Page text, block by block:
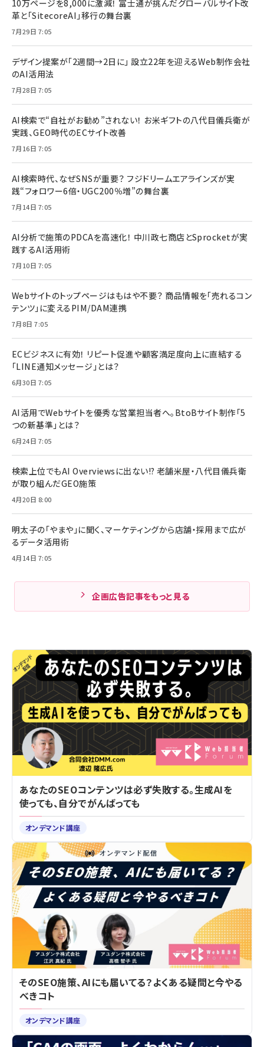
10万ページを8,000に激減！ 富士通が挑んだグローバルサイト改
革と「SitecoreAI」移行の舞台裏
7月29日 7:05
デザイン提案が「2週間→2日に」 設立22年を迎えるWeb制作会社
のAI活用法
7月28日 7:05
AI検索で“自社がお勧め”されない！ お米ギフトの八代目儀兵衛が
実践、GEO時代のECサイト改善
7月16日 7:05
AI検索時代、なぜSNSが重要？ フジドリームエアラインズが実
践“フォロワー6倍・UGC200％増”の舞台裏
7月14日 7:05
AI分析で施策のPDCAを高速化！ 中川政七商店とSprocketが実
践するAI活用術
7月10日 7:05
Webサイトのトップページはもはや不要？ 商品情報を「売れるコン
テンツ」に変えるPIM/DAM連携
7月8日 7:05
ECビジネスに有効！ リピート促進や顧客満足度向上に直結する
「LINE通知メッセージ」とは？
6月30日 7:05
AI活用でWebサイトを優秀な営業担当者へ。BtoBサイト制作「5
つの新基準」とは？
6月24日 7:05
検索上位でもAI Overviewsに出ない!? 老舗米屋・八代目儀兵衛
が取り組んだGEO施策
4月20日 8:00
明太子の「やまや」に聞く、マーケティングから店舗・採用まで広が
るデータ活用術
4月14日 7:05
企画広告記事をもっと見る
あなたのSEOコンテンツは必ず失敗する。生成AIを
使っても、自分でがんばっても
オンデマンド講座
そのSEO施策、AIにも届いてる？よくある疑問と今やる
べきコト
オンデマンド講座